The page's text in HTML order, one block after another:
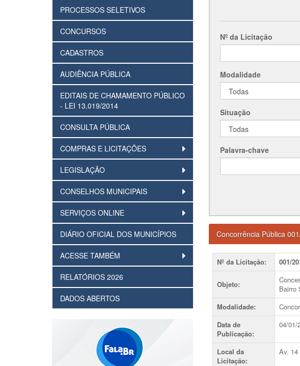
PROCESSOS SELETIVOS
CONCURSOS
CADASTROS
AUDIÊNCIA PÚBLICA
EDITAIS DE CHAMAMENTO PÚBLICO
- LEI 13.019/2014
CONSULTA PÚBLICA
COMPRAS E LICITAÇÕES
LEGISLAÇÃO
CONSELHOS MUNICIPAIS
SERVIÇOS ONLINE
DIÁRIO OFICIAL DOS MUNICÍPIOS
ACESSE TAMBÉM
RELATÓRIOS 2026
DADOS ABERTOS
Nº da Licitação
Modalidade
Situação
Palavra-chave
Concorrência Pública
Nº da Licitação: 001/
Objeto:
Bairro
Modalidade:
Data de
Publicação:
04/01/
Local da
Licitação:
Av. 14